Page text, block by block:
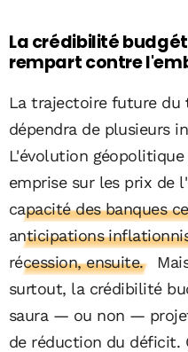
La crédibilité
rempart contre
La trajectoire future du
dépendra de plusieurs
L'évolution
emprise sur les prix de
capacité des banques
anticipations
récession, ensuite.
surtout, la crédibilité
saura — ou non —
de réduction du déficit.